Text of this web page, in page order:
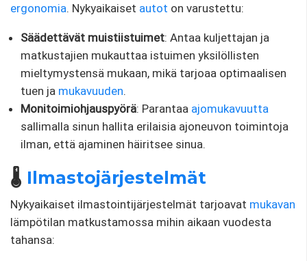
ergonomia. Nykyaikaiset autot on varustettu:
Säädettävät muistiistuimet: Antaa kuljettajan ja
matkustajien mukauttaa istuimen yksilöllisten
mieltymystensä mukaan, mikä tarjoaa optimaalisen
tuen ja mukavuuden.
Monitoimiohjauspyörä: Parantaa ajomukavuutta
sallimalla sinun hallita erilaisia ​​ajoneuvon toimintoja
ilman, että ajaminen häiritsee sinua.
🌡️ Ilmastojärjestelmät
Nykyaikaiset ilmastointijärjestelmät tarjoavat mukavan
lämpötilan matkustamossa mihin aikaan vuodesta
tahansa: